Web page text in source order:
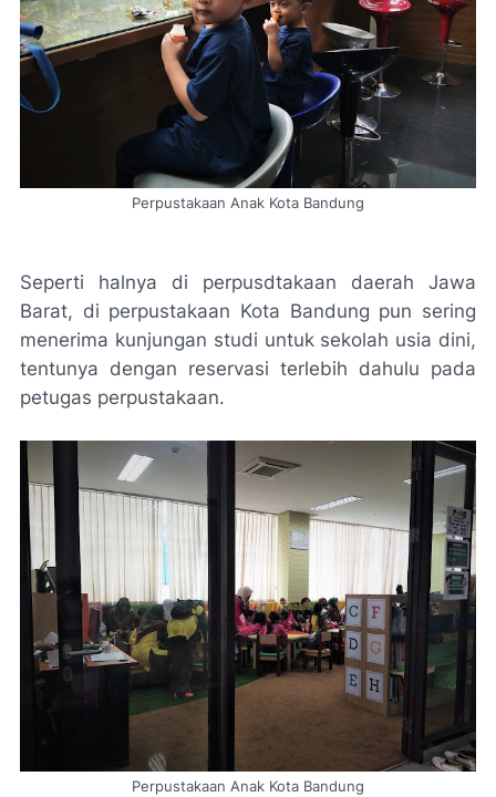
Perpustakaan Anak Kota Bandung
Seperti halnya di perpusdtakaan daerah Jawa
Barat, di perpustakaan Kota Bandung pun sering
menerima kunjungan studi untuk sekolah usia dini,
tentunya dengan reservasi terlebih dahulu pada
petugas perpustakaan.
Perpustakaan Anak Kota Bandung